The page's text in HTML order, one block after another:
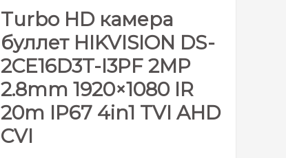
Turbo HD камера
буллет HIKVISION DS-
2CE16D3T-I3PF 2MP
2.8mm 1920×1080 IR
20m IP67 4in1 TVI AHD
CVI